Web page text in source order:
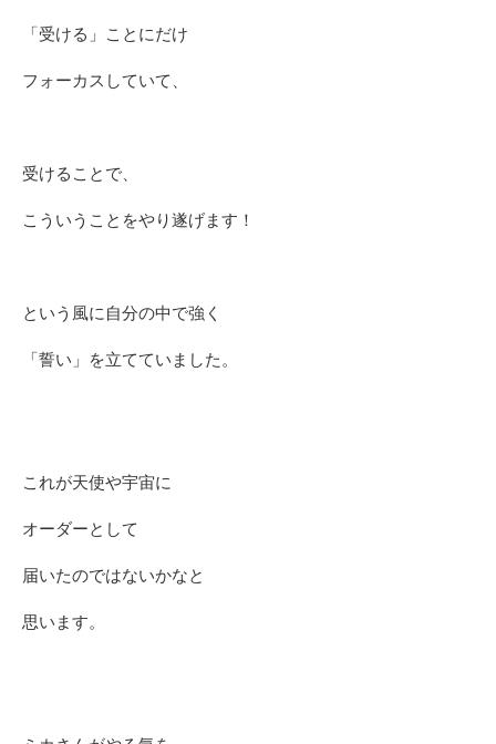
「受ける」ことにだけ
フォーカスしていて、
受けることで、
こういうことをやり遂げます！
という風に自分の中で強く
「誓い」を立てていました。
これが天使や宇宙に
オーダーとして
届いたのではないかなと
思います。